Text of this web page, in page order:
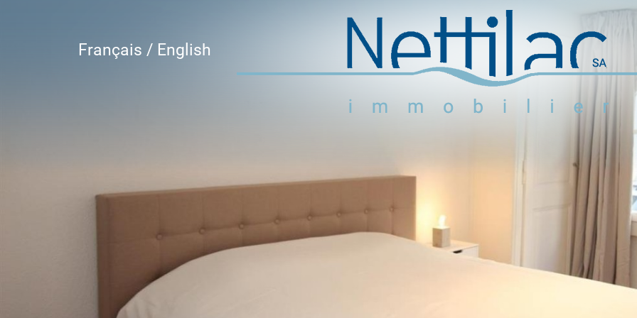
Français / English
Logements meublés
Logements non meublés
Parkings et garages
+41 22 312 04 75
^